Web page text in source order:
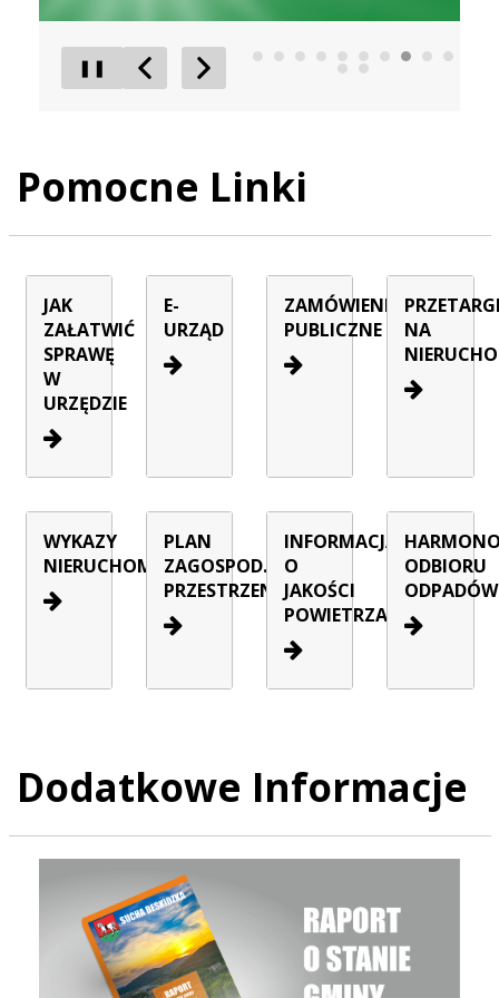
❚❚
Poprzedni Element
Następny Element
Pomocne Linki
JAK
ZAŁATWIĆ
SPRAWĘ
W
URZĘDZIE
E-
URZĄD
ZAMÓWIENIA
PUBLICZNE
NA
WYKAZY
NIERUCHOMOŚCI
PLAN
ZAGOSPOD.
PRZESTRZENNEGO
INFORMACJA
O
JAKOŚCI
POWIETRZA
ODBIORU
ODPADÓW
Dodatkowe Informacje